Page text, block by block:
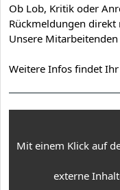
Ob Lob, Kritik oder
Rückmeldungen direkt
Unsere
Weitere Infos findet Ihr
Mit einem Klick auf
externe